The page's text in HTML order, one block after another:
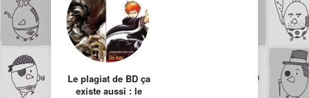
Le plagiat de BD ça
existe aussi : le